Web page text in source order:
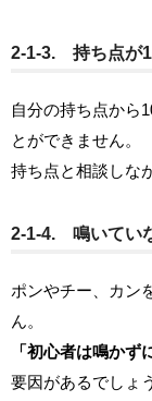
2-1-3. 持ち点が
自分の持ち点から
とができません。
持ち点と相談しな
2-1-4. 鳴いてい
ポンやチー、カン
ん。
「初心者は鳴かず
要因があるでしょ